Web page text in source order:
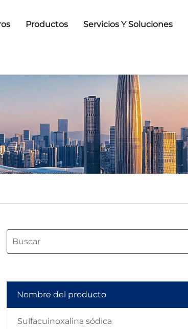
Productos Servicios Y Soluciones
Nombre del producto
Sulfacuinoxalina sódica